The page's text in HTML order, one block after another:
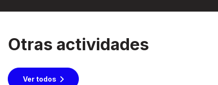
Otras actividades
Ver todos